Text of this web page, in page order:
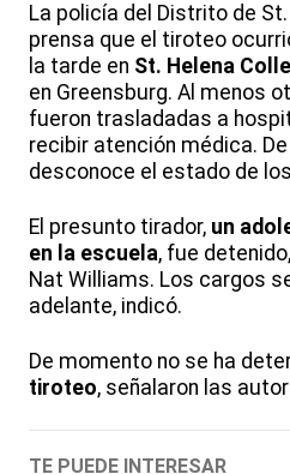
La policía del Distrito de
prensa que el tiroteo
la tarde en St. Helena
en Greensburg. Al menos
fueron trasladadas a
recibir atención médica.
desconoce el estado de los
El presunto tirador, un
en la escuela, fue
Nat Williams. Los cargos
adelante, indicó.
De momento no se ha
tiroteo, señalaron las
TE PUEDE INTERESAR